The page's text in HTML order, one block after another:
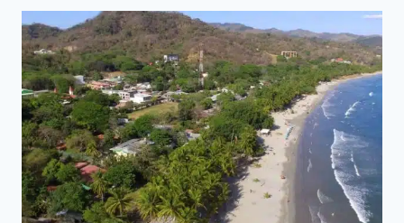
LE
COSTA
RICA
SELON
VOS
ENVIES